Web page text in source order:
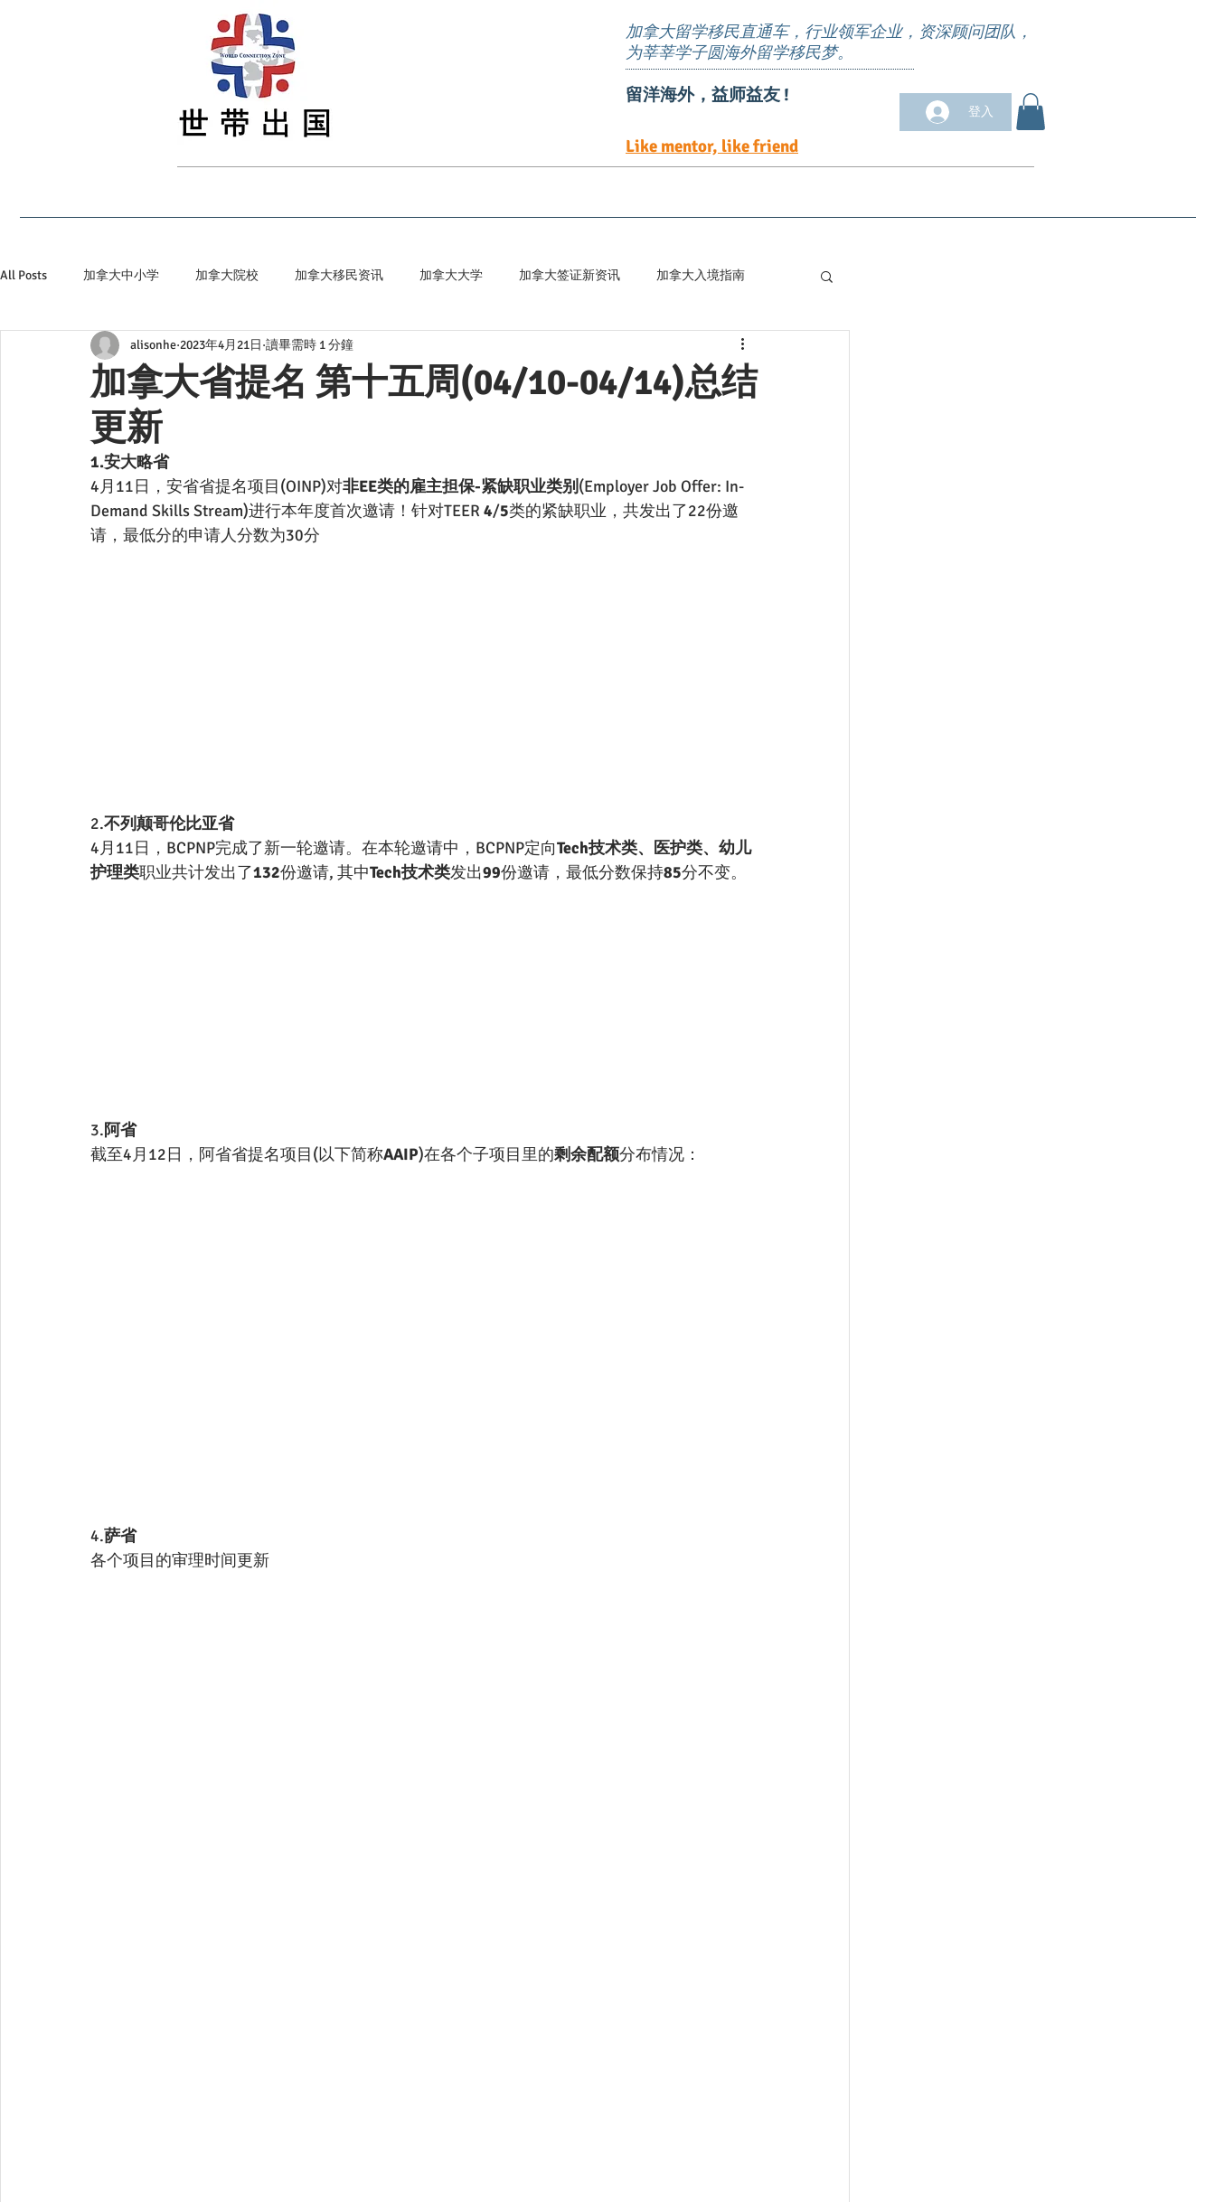
加拿大留学移民直通车，行业领军企业，资深顾问团队，
为莘莘学子圆海外留学移民梦。
登入
留洋海外，益师益友 !
Like mentor, like friend
All Posts 加拿大中小学 加拿大院校 加拿大移民资讯 加拿大大学 加拿大签证新资讯 加拿大入境指南
加拿大省提名 加拿大顶级私立院校 世带加拿大生活小百科
加拿大省提名 第十五周(04/10-04/14)总结
更新
alisonhe 2023年4月21日 讀畢需時 1 分鐘
1.安大略省
4月11日，安省省提名项目(OINP)对非EE类的雇主担保-紧缺职业类别 (Employer Job Offer: In-
Demand Skills Stream)进行本年度首次邀请！针对TEER 4/5类的紧缺职业，共发出了22份邀
请，最低分的申请人分数为30分
2.不列颠哥伦比亚省
4月11日，BCPNP完成了新一轮邀请。在本轮邀请中，BCPNP定向Tech技术类、医护类、幼儿
护理类职业共计发出了132份邀请, 其中Tech技术类发出99份邀请，最低分数保持85分不变。
3.阿省
截至4月12日，阿省省提名项目(以下简称AAIP)在各个子项目里的剩余配额分布情况：
4.萨省
各个项目的审理时间更新